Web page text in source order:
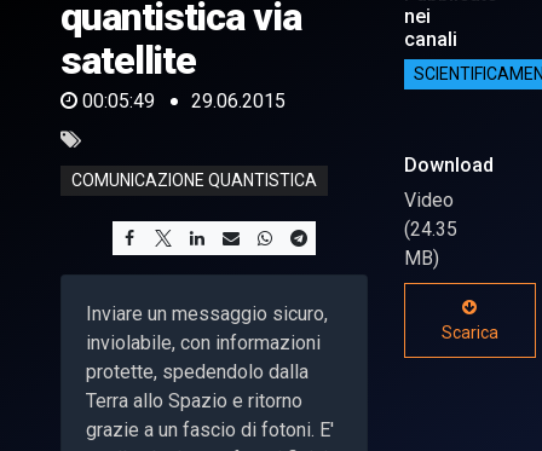
quantistica via
satellite
00:05:49 29.06.2015
COMUNICAZIONE QUANTISTICA
Inviare un messaggio sicuro,
inviolabile, con informazioni
protette, spedendolo dalla
Terra allo Spazio e ritorno
grazie a un fascio di fotoni. E'
nei
canali
Download
Video
(24.35
MB)
Scarica